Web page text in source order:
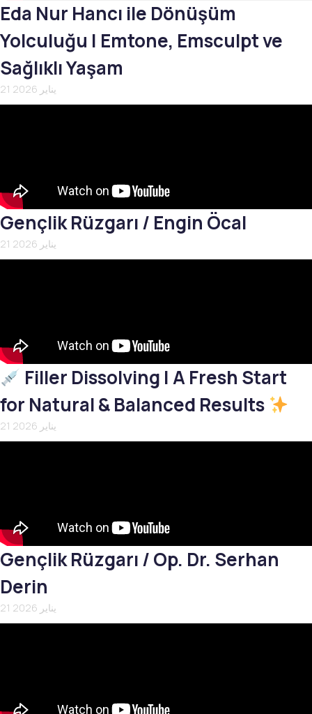
Eda Nur Hancı ile Dönüşüm
Yolculuğu | Emtone, Emsculpt ve
Sağlıklı Yaşam
21 يناير 2026
Gençlik Rüzgarı / Engin Öcal
21 يناير 2026
Filler Dissolving | A Fresh Start
for Natural & Balanced Results
21 يناير 2026
Gençlik Rüzgarı / Op. Dr. Serhan
Derin
21 يناير 2026